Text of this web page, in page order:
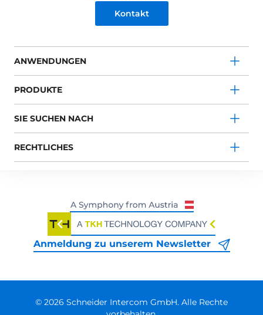
Kontakt
ANWENDUNGEN
PRODUKTE
SIE SUCHEN NACH
RECHTLICHES
Anmeldung zu unserem Newsletter
© 2026 Schneider Intercom GmbH. Alle Rechte